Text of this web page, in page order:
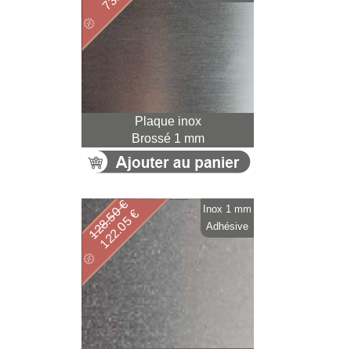
Plaque inox
Brossé 1 mm
122.05 €
128.50 €
Inox 1 mm
Adhésive